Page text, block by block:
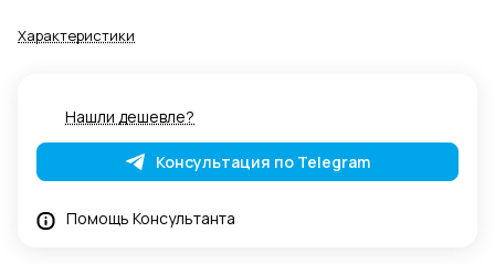
Характеристики
Нашли дешевле?
Консультация по Telegram
Помощь Консультанта